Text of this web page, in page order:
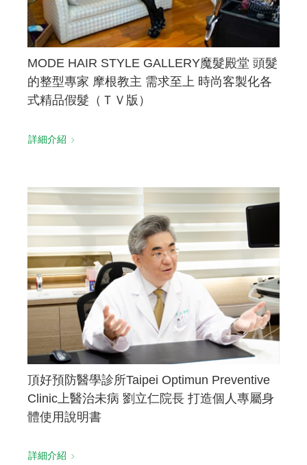
MODE HAIR STYLE GALLERY魔髮殿堂 頭髮
的整型專家 摩根教主 需求至上 時尚客製化各
式精品假髮（ＴＶ版）
詳細介紹
頂好預防醫學診所Taipei Optimun Preventive
Clinic上醫治未病 劉立仁院長 打造個人專屬身
體使用說明書
詳細介紹